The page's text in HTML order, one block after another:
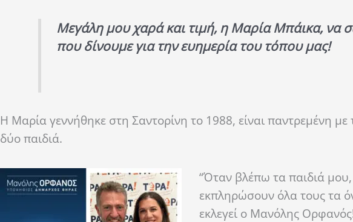
Μεγάλη μου χαρά και τιμή, η Μαρία Mπάικα, να
που δίνουμε για την ευημερία του τόπου μας!
Η Μαρία γεννήθηκε στη Σαντορίνη το 1988, είναι παντρεμένη
δύο παιδιά.
“Όταν βλέπω τα παιδιά
εκπληρώσουν όλα τους τα
εκλεγεί ο Μανόλης